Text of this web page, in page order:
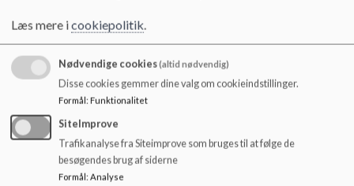
t
Værdier
Pædagogisk læreplan og evaluering
Til nye forældre
Rundvisning
Indskrivning
Indkøring
Velkommen i Sankt Jørgen
Åbningstider og lukkedage
Job i Sankt Jørgen
Læs mere icookiepolitik.
Nødvendige cookies(altid nødvendig)
Disse cookies gemmer dine valg om cookieindstillinger.
Formål: Funktionalitet
SiteImprove
Trafikanalyse fra Siteimprove som bruges til at følge de
besøgendes brug af siderne
Formål : Analyse